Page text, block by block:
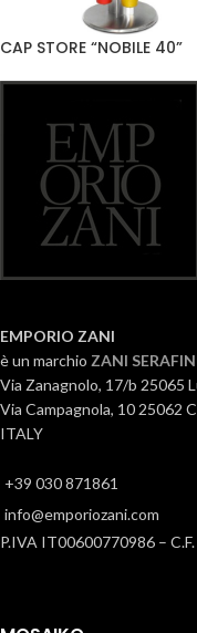
CAP STORE “NOBILE 40”
EMPORIO ZANI
è un marchio ZANI
Via Zanagnolo, 17/b 25065
Via Campagnola, 10 25062
ITALY
+39 030 871861
info@emporiozani.com
P.IVA IT00600770986 –